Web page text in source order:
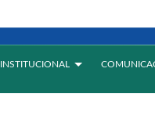
INSTITUCIONAL